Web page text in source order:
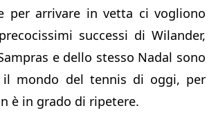
per arrivare in vetta ci vogliono
successi di Wilander,
e dello stesso Nadal sono
il mondo del tennis di oggi, per
è in grado di ripetere.